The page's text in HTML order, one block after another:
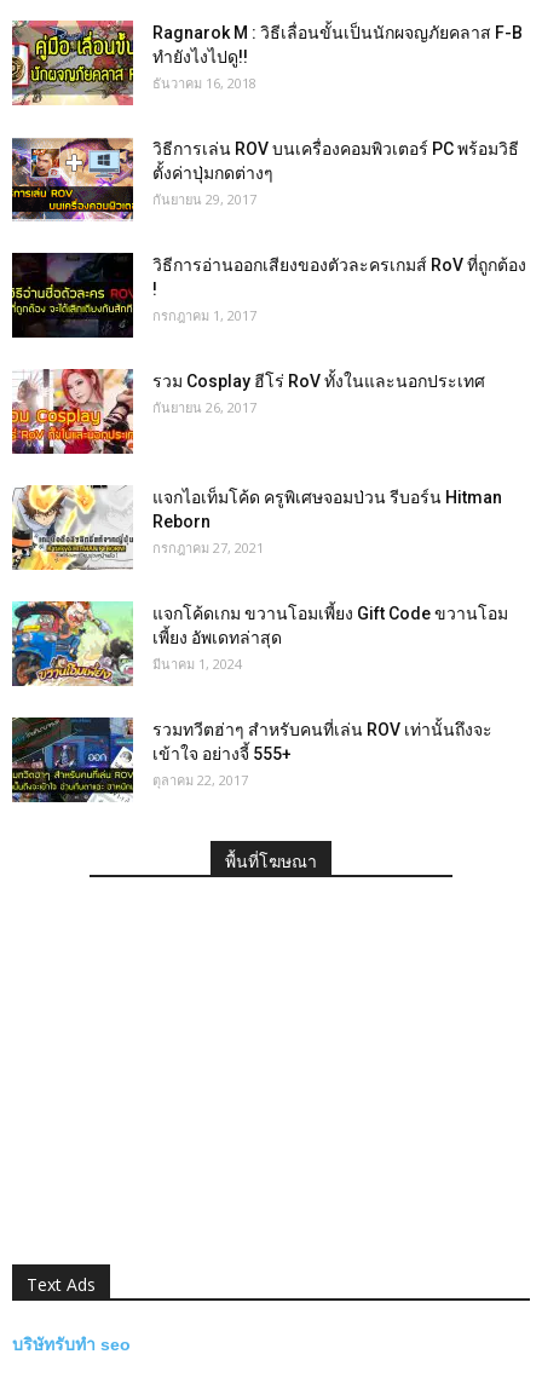
Ragnarok M : วิธีเลื่อนขั้นเป็นนักผจญภัยคลาส F-B
ทำยังไงไปดู!!
ธันวาคม 16, 2018
วิธีการเล่น ROV บนเครื่องคอมพิวเตอร์ PC พร้อมวิธี
ตั้งค่าปุ่มกดต่างๆ
กันยายน 29, 2017
วิธีการอ่านออกเสียงของตัวละครเกมส์ RoV ที่ถูกต้อง
!
กรกฎาคม 1, 2017
รวม Cosplay ฮีโร่ RoV ทั้งในและนอกประเทศ
กันยายน 26, 2017
แจกไอเท็มโค้ด ครูพิเศษจอมป่วน รีบอร์น Hitman
Reborn
กรกฎาคม 27, 2021
แจกโค้ดเกม ขวานโอมเพี้ยง Gift Code ขวานโอม
เพี้ยง อัพเดทล่าสุด
มีนาคม 1, 2024
รวมทวีตฮ่าๆ สำหรับคนที่เล่น ROV เท่านั้นถึงจะ
เข้าใจ อย่างจี้ 555+
ตุลาคม 22, 2017
พื้นที่โฆษณา
Text Ads
บริษัทรับทำ seo